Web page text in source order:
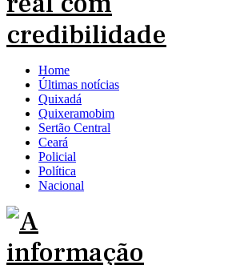
Home
Últimas notícias
Quixadá
Quixeramobim
Sertão Central
Ceará
Policial
Política
Nacional